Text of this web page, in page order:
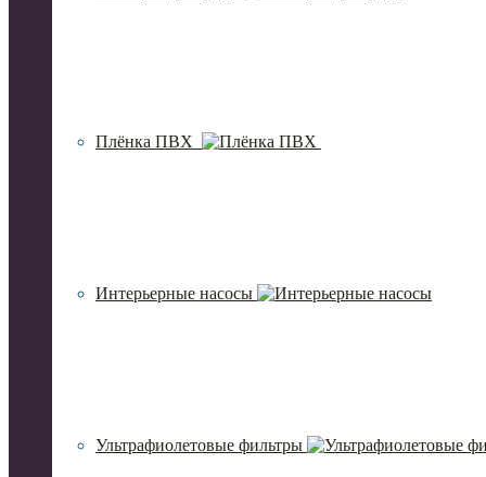
Плёнка ПВХ
Интерьерные насосы
Ультрафиолетовые фильтры